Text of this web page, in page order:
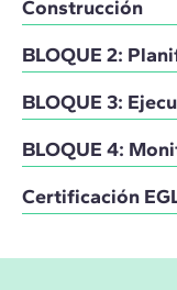
Construcción
BLOQUE 2:
BLOQUE 3:
BLOQUE 4:
Certificación